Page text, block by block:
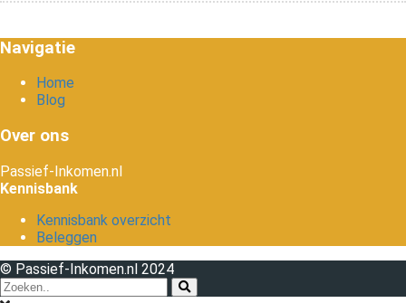
Navigatie
Home
Blog
Over ons
Passief-Inkomen.nl
Kennisbank
Kennisbank overzicht
Beleggen
© Passief-Inkomen.nl 2024